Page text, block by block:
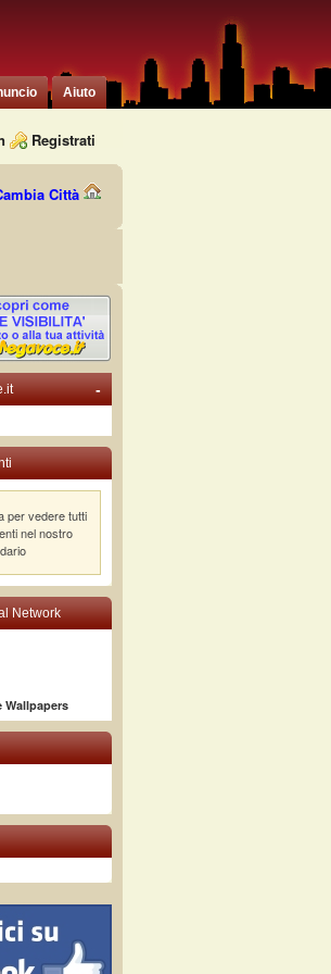
Aiuto
Registrati
Città
-
per vedere tutti
nel nostro
Network
Wallpapers